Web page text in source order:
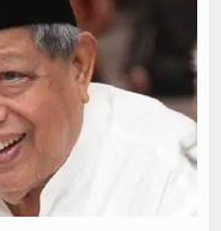
Pemindai Peti Kemas
Kelola
Belitung
dan Perlindungan
Pangan
IPC TPK-Kejari Jakut
5 Motor Harley Pretelan dari
Esensi Perlindungan